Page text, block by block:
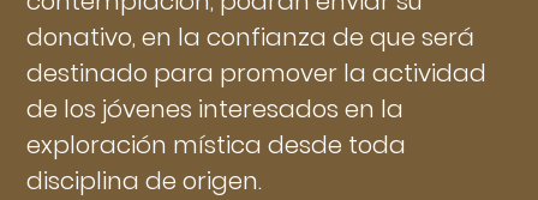
donativo, en la confianza de que será
destinado para promover la actividad
de los jóvenes interesados en la
exploración mística desde toda
disciplina de origen.